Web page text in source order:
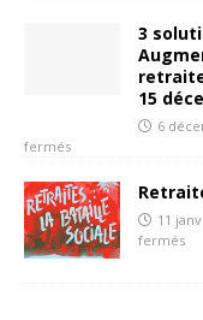
3
15
6
fermés
11
fermés